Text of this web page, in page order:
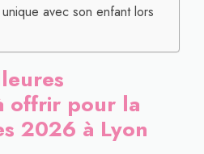
avec son enfant lors
offrir pour la
2026 à Lyon